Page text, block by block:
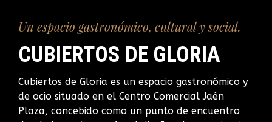
Un espacio gastronómico, cultural y social.
CUBIERTOS DE GLORIA
Cubiertos de Gloria es un espacio gastronómico y
de ocio situado en el Centro Comercial Jaén
Plaza, concebido como un punto de encuentro